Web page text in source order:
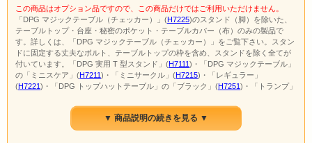
この商品はオプション品ですので、この商品だけではご利用いただけません。
「DPG マジックテーブル（チェッカー）」(H7225)のスタンド（脚）を除いた、
テーブルトップ・台座・秘密のポケット・テーブルカバー（布）のみの製品で
す。詳しくは、「DPG マジックテーブル（チェッカー）」をご覧下さい。スタン
ドに固定する丈夫なボルト、テーブルトップの枠を含め、スタンドを除く全てが
付いています。「DPG 実用 T 型スタンド」(H7111)・「DPG マジックテーブル」
の「ミニスケア」(H7211)・「ミニサークル」(H7215)・「レギュラー」
(H7221)・「DPG トップハットテーブル」の「ブラック」(H7251)・「トランプ」
ションボード」(K7941)等のオプションも共通で使えたり…と、色々な利点があり
ます。例えば、舞台でいくつかテーブル類を使用する場合でもスタンドは３つも
あれば十分でしょう。後は、テーブルトップや「DPG デコレーションボード」を
▼ 商品説明の続きを見る ▼